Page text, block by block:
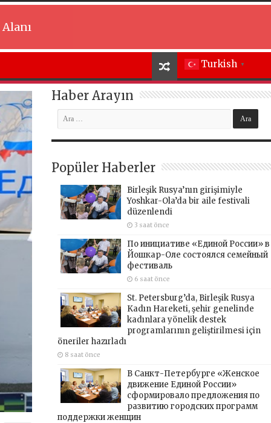
Turkish ▼
Haber Arayın
Popüler Haberler
Birleşik Rusya’nın girişimiyle
Yoshkar-Ola’da bir aile festivali
düzenlendi
3 saat önce
По инициативе «Единой России» в
Йошкар-Оле состоялся семейный
фестиваль
6 saat önce
St. Petersburg’da, Birleşik Rusya
Kadın Hareketi, şehir genelinde
kadınlara yönelik destek
programlarının geliştirilmesi için
öneriler hazırladı
8 saat önce
В Санкт-Петербурге «Женское
движение Единой России»
сформировало предложения по
развитию городских программ
поддержки женщин